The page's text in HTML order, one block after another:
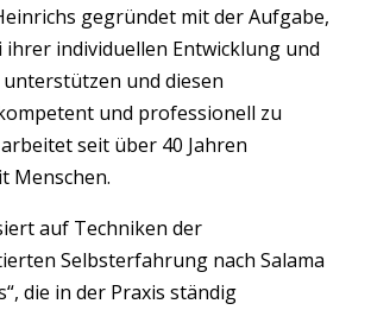
gegründet mit der Aufgabe,
ihrer individuellen Entwicklung und
und diesen
und professionell zu
seit über 40 Jahren
Menschen.
auf Techniken der
Selbsterfahrung nach Salama
die in der Praxis ständig